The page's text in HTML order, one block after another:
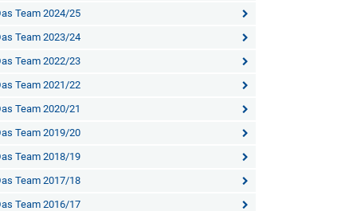
Team 2024/25
Team 2023/24
Team 2022/23
Team 2021/22
Team 2020/21
Team 2019/20
Team 2018/19
Team 2017/18
Team 2016/17